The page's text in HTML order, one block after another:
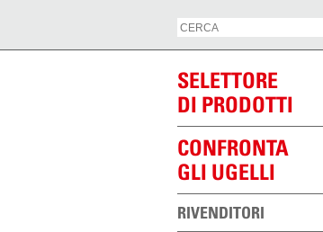
SELETTORE
DI PRODOTTI
CONFRONTA
GLI UGELLI
RIVENDITORI